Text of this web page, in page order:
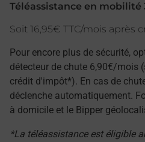
Téléassistance en mobilité
Soit 16,95€ TTC/mois après
Pour encore plus de sécurité,
détecteur de chute 6,90€/mois
crédit d'impôt*). En cas de
déclenche automatiquement.
à domicile et le Bipper
*La téléassistance est éligible